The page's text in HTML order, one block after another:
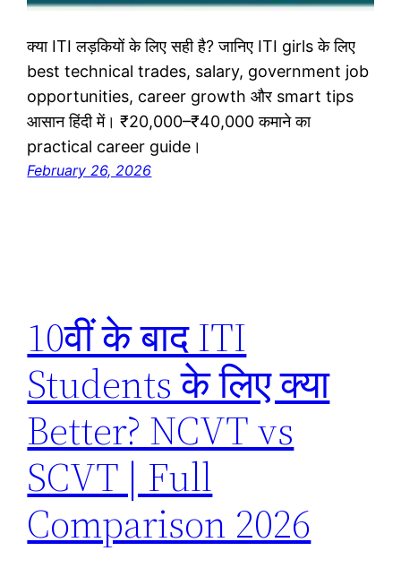
क्या ITI लड़कियों के लिए सही है? जानिए ITI girls के लिए
best technical trades, salary, government job
opportunities, career growth और smart tips
आसान हिंदी में। ₹20,000–₹40,000 कमाने का
practical career guide।
February 26, 2026
10वीं के बाद ITI
Students के लिए क्या
Better? NCVT vs
SCVT | Full
Comparison 2026